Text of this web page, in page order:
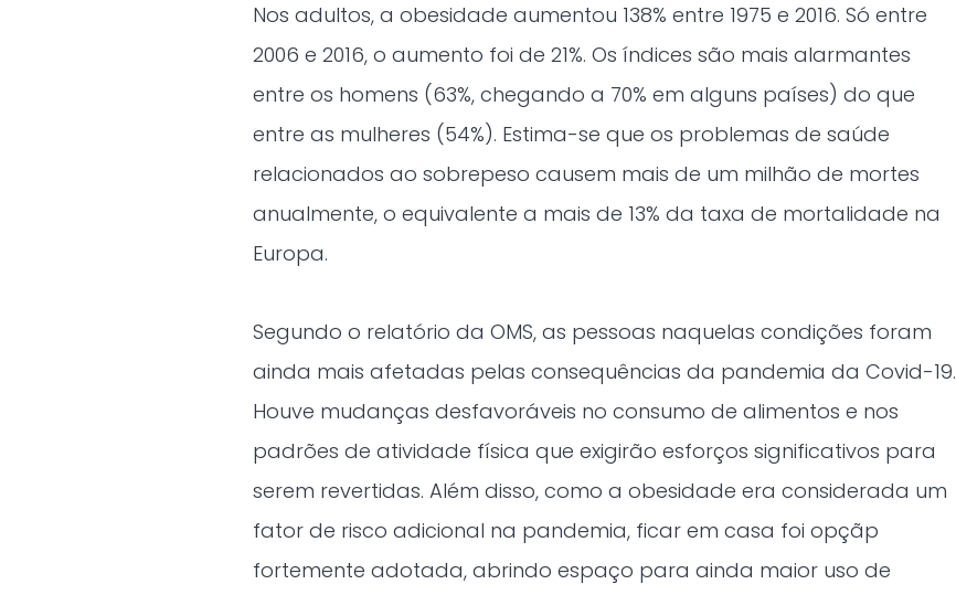
Nos adultos, a obesidade aumentou 138% entre 1975 e 2016. Só entre
2006 e 2016, o aumento foi de 21%. Os índices são mais alarmantes
entre os homens (63%, chegando a 70% em alguns países) do que
entre as mulheres (54%). Estima-se que os problemas de saúde
relacionados ao sobrepeso causem mais de um milhão de mortes
anualmente, o equivalente a mais de 13% da taxa de mortalidade na
Europa.
Segundo o relatório da OMS, as pessoas naquelas condições foram
ainda mais afetadas pelas consequências da pandemia da Covid-19.
Houve mudanças desfavoráveis ​​no consumo de alimentos e nos
padrões de atividade física que exigirão esforços significativos para
serem revertidas. Além disso, como a obesidade era considerada um
fator de risco adicional na pandemia, ficar em casa foi opçãp
fortemente adotada, abrindo espaço para ainda maior uso de